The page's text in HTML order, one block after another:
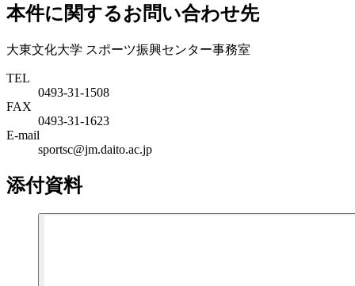
本件に関するお問い合わせ先
大東文化大学 スポーツ振興センター事務室
TEL
0493-31-1508
FAX
0493-31-1623
E-mail
sportsc@jm.daito.ac.jp
添付資料